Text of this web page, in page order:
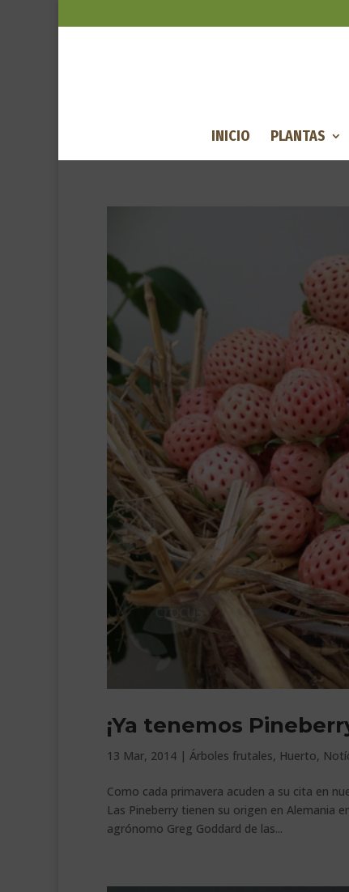
INICIO PLANTAS
¡Ya tenemos
13 Mar, 2014 | Árboles frutales, Huerto,
Como cada primavera acuden a su cita en
Las Pineberry tienen su origen en Alemania
agrónomo Greg Goddard de las...